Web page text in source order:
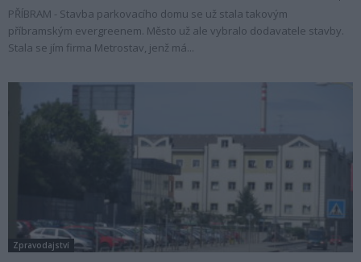
PŘÍBRAM - Stavba parkovacího domu se už stala takovým
příbramským evergreenem. Město už ale vybralo dodavatele stavby.
Stala se jím firma Metrostav, jenž má...
Zpravodajství